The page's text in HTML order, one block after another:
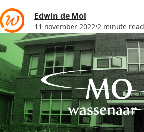
Edwin de Mol
11 november 2022•2 minute read